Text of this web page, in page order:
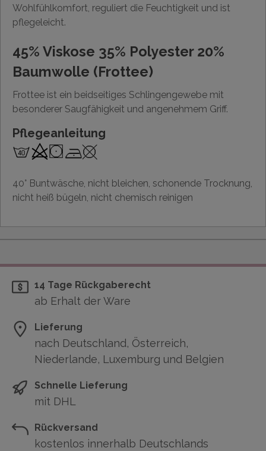
Wohlfühlkomfort, reguliert die Feuchtigkeit und ist
pflegeleicht.
45% Viskose 35% Polyester 20%
Baumwolle (Frottee)
Frottee ist ein beidseitiges Schlingengewebe mit
besonderer Saugfähigkeit und angenehmem Griff.
Pflegeanleitung
40° Buntwäsche, nicht bleichen, schonende Trocknung,
nicht heiß bügeln, nicht chemisch reinigen
14 Tage Rückgaberecht
ab Erhalt der Ware
Lieferung
nach Deutschland, Österreich,
Niederlande, Luxemburg und Belgien
Schnelle Lieferung
mit DHL
Rückversand
kostenlos innerhalb Deutschlands